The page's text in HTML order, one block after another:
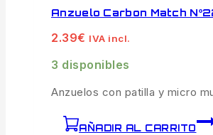
Anzuelo Carbon Match
2.39€ IVA incl.
3 disponibles
Anzuelos con patilla y micro
AÑADIR AL CARRITO